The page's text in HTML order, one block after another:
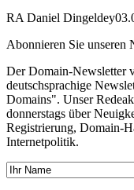
RA Daniel Dingeldey
Abonnieren Sie unseren
Der Domain-Newsletter
deutschsprachige
Domains". Unser
donnerstags über
Registrierung, Domain-
Internetpolitik.